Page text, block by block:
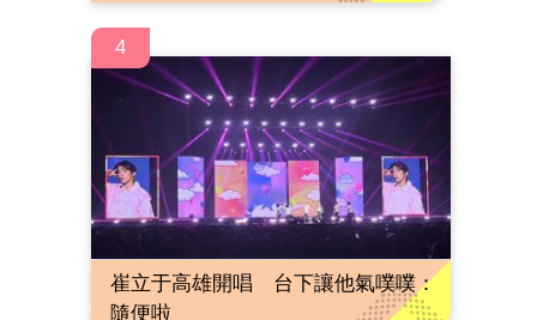
4
崔立于高雄開唱 台下讓他氣噗噗：
隨便啦